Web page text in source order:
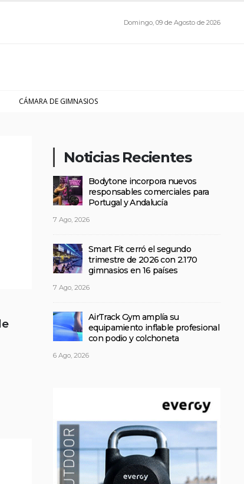
Domingo, 09 de Agosto de 2026
CÁMARA DE GIMNASIOS
Noticias Recientes
Bodytone incorpora nuevos
responsables comerciales para
Portugal y Andalucía
7 Ago, 2026
Smart Fit cerró el segundo
trimestre de 2026 con 2.170
gimnasios en 16 países
7 Ago, 2026
AirTrack Gym amplía su
equipamiento inflable profesional
con podio y colchoneta
6 Ago, 2026